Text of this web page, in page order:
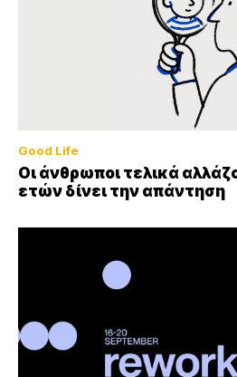
Good Life
Οι άνθρωποι τελικά
ετών δίνει την απάντηση